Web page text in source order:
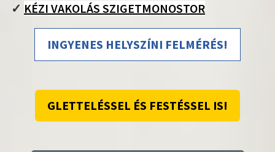
✓ KÉZI VAKOLÁS SZIGETMONOSTOR
INGYENES HELYSZÍNI FELMÉRÉS!
GLETTELÉSSEL ÉS FESTÉSSEL IS!